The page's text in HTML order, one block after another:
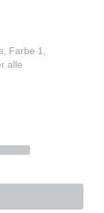
Farbe 1,
alle